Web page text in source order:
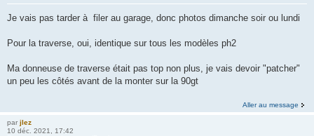
Je vais pas tarder à filer au garage, donc photos dimanche soir ou lundi
Pour la traverse, oui, identique sur tous les modèles ph2
Ma donneuse de traverse était pas top non plus, je vais devoir "patcher"
un peu les côtés avant de la monter sur la 90gt
Aller au message
par jlez
10 déc. 2021, 17:42